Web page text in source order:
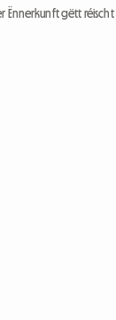
Ënnerkunft gëtt